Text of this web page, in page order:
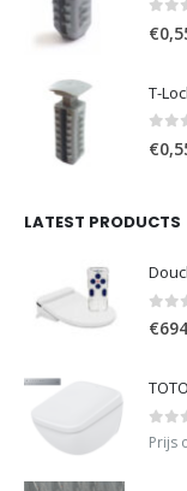
€
T-
€
LATEST PRODUCTS
€
0Prijs